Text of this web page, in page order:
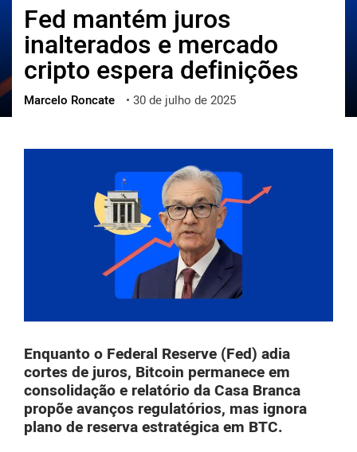
한국어
العربية
ไทย
ქართული
vietnamese
Fed mantém juros
inalterados e mercado
cripto espera definições
Marcelo Roncate • 30 de julho de 2025
Enquanto o Federal Reserve (Fed) adia
cortes de juros, Bitcoin permanece em
consolidação e relatório da Casa Branca
propõe avanços regulatórios, mas ignora
plano de reserva estratégica em BTC.